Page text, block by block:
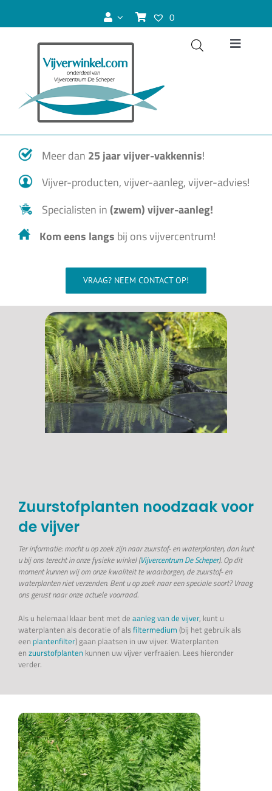
naar
0
Toggle
Zwemvijver
Koivijver
Vijverplanten
Waterkwaliteit
Aquarium
Contact
Onze showroom >>>
Meer dan 25 jaar vijver-vakkennis!
Vijver-producten, vijver-aanleg, vijver-advies!
Specialisten in(zwem) vijver-aanleg!
Kom eens langs bij ons vijvercentrum!
VRAAG? NEEM CONTACT OP!
Zuurstofplanten noodzaak voor
de vijver
Ter informatie: mocht u op zoek zijn naar zuurstof- en waterplanten, dan kunt
u bij ons terecht in onze fysieke winkel (Vijvercentrum De Scheper). Op dit
moment kunnen wij om onze kwaliteit te waarborgen, de zuurstof- en
waterplanten niet verzenden. Bent u op zoek naar een speciale soort? Vraag
ons gerust naar onze actuele voorraad.
Als u helemaal klaar bent met de aanleg van de vijver, kunt u
waterplanten als decoratie of alsfiltermedium (bij het gebruik als
een plantenfilter) gaan plaatsen in uw vijver. Waterplanten
en zuurstofplantenkunnen uw vijver verfraaien. Lees hieronder
verder.